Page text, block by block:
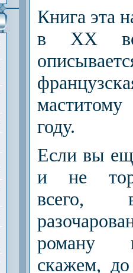
Книга эта
в XX
году.
Если вы
и не
всего,
роману
скажем, до